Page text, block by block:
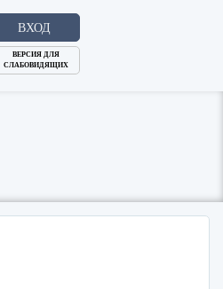
ВХОД
ВЕРСИЯ ДЛЯ
СЛАБОВИДЯЩИХ